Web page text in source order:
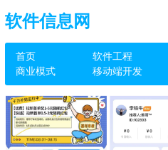
软件信息网
首页 软件工程
商业模式
移动端开发